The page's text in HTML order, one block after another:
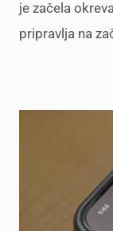
je začela
pripravlja na